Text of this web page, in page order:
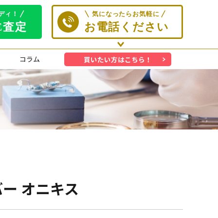
コラム 買いたい方はこちら！
オニキス